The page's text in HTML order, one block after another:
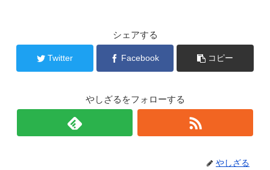
シェアする
Twitter Facebook コピー
やしざるをフォローする
やしざる